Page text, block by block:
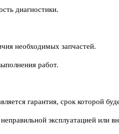
диагностики.
необходимых запчастей.
работ.
гарантия, срок которой
эксплуатацией или